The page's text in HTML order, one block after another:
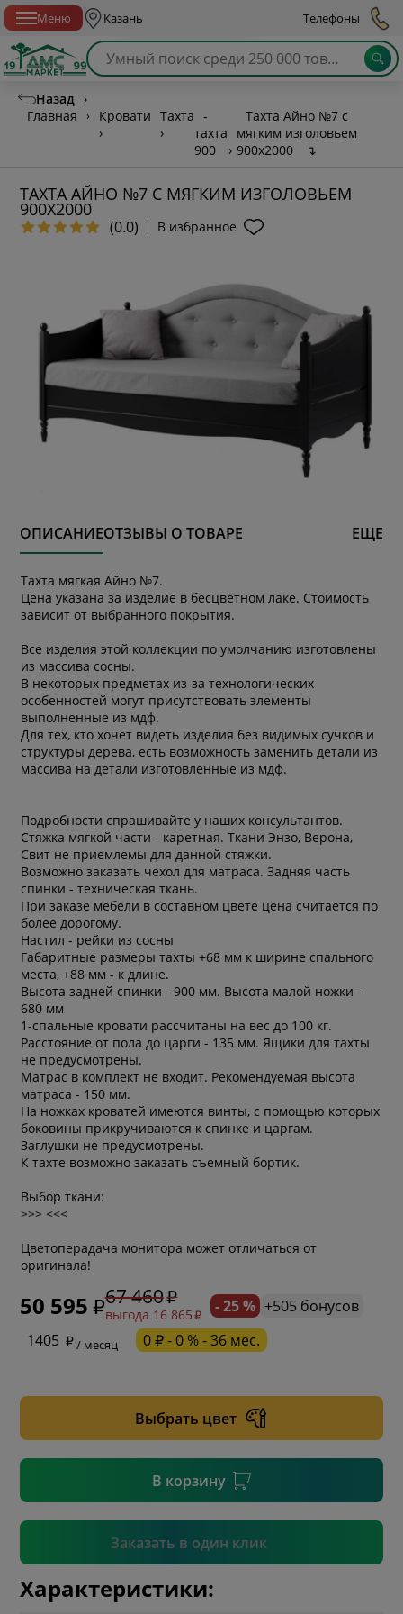
Меню Казань Телефоны
Назад ›
Главная
›
Кровати
›
Тахта
›
-
тахта
900
›
Тахта Айно №7 с
мягким изголовьем
900х2000
↴
ТАХТА АЙНО №7 С МЯГКИМ ИЗГОЛОВЬЕМ
900Х2000
(0.0) В избранное
ОПИСАНИЕОТЗЫВЫ О ТОВАРЕ ЕЩЕ
Тахта мягкая Айно №7.
Цена указана за изделие в бесцветном лаке. Стоимость
зависит от выбранного покрытия.
Все изделия этой коллекции по умолчанию изготовлены
из массива сосны.
В некоторых предметах из-за технологических
особенностей могут присутствовать элементы
выполненные из мдф.
Для тех, кто хочет видеть изделия без видимых сучков и
структуры дерева, есть возможность заменить детали из
массива на детали изготовленные из мдф.
Подробности спрашивайте у наших консультантов.
Стяжка мягкой части - каретная. Ткани Энзо, Верона,
Свит не приемлемы для данной стяжки.
Возможно заказать чехол для матраса. Задняя часть
спинки - техническая ткань.
При заказе мебели в составном цвете цена считается по
более дорогому.
Настил - рейки из сосны
Габаритные размеры тахты +68 мм к ширине спального
места, +88 мм - к длине.
Высота задней спинки - 900 мм. Высота малой ножки -
680 мм
1-спальные кровати рассчитаны на вес до 100 кг.
Расстояние от пола до царги - 135 мм. Ящики для тахты
не предусмотрены.
Матрас в комплект не входит. Рекомендуемая высота
матраса - 150 мм.
На ножках кроватей имеются винты, с помощью которых
боковины прикручиваются к спинке и царгам.
Заглушки не предусмотрены.
К тахте возможно заказать съемный бортик.
Выбор ткани:
>>> <<<
Цветоперадача монитора может отличаться от
оригинала!
50 595 67 460
выгода 16 865 - 25 % +505 бонусов
1405
/ месяц 0 ₽ - 0 % - 36 мес.
Выбрать цвет
В корзину
Заказать в один клик
* обязательное поле
Подтвердить
Характеристики: